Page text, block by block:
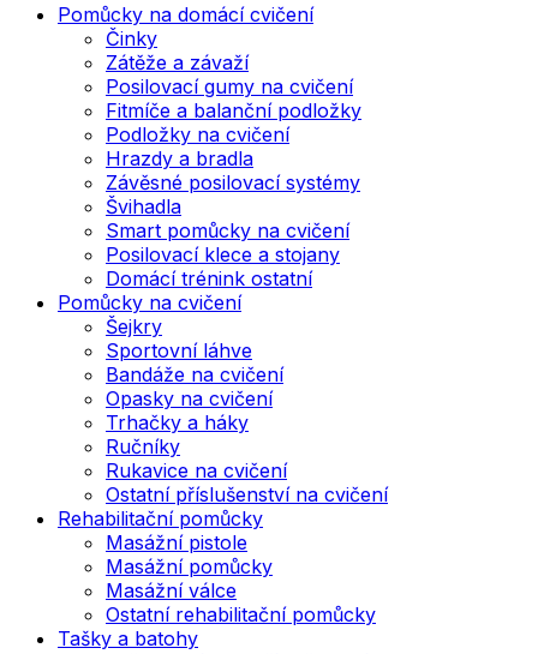
Pomůcky na domácí cvičení
Činky
Zátěže a závaží
Posilovací gumy na cvičení
Fitmíče a balanční podložky
Podložky na cvičení
Hrazdy a bradla
Závěsné posilovací systémy
Švihadla
Smart pomůcky na cvičení
Posilovací klece a stojany
Domácí trénink ostatní
Pomůcky na cvičení
Šejkry
Sportovní láhve
Bandáže na cvičení
Opasky na cvičení
Trhačky a háky
Ručníky
Rukavice na cvičení
Ostatní příslušenství na cvičení
Rehabilitační pomůcky
Masážní pistole
Masážní pomůcky
Masážní válce
Ostatní rehabilitační pomůcky
Tašky a batohy